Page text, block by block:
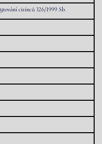
cizinců 326/1999 Sb.